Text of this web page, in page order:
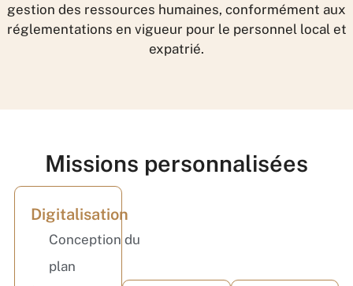
gestion des ressources humaines, conformément aux
réglementations en vigueur pour le personnel local et
expatrié.
Missions personnalisées
Digitalisation
Conception du
plan